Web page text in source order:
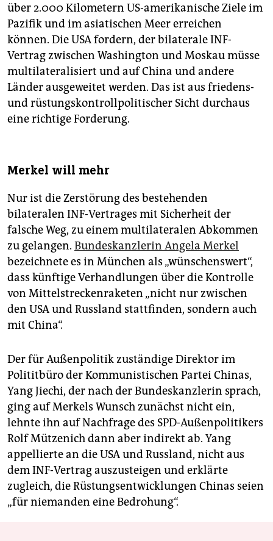
über 2.000 Kilometern US-amerikanische Ziele im
Pazifik und im asiatischen Meer erreichen
können. Die USA fordern, der bilaterale INF-
Vertrag zwischen Washington und Moskau müsse
multilateralisiert und auf China und andere
Länder ausgeweitet werden. Das ist aus friedens-
und rüstungskontrollpolitischer Sicht durchaus
eine richtige Forderung.
Merkel will mehr
Nur ist die Zerstörung des bestehenden
bilateralen INF-Vertrages mit Sicherheit der
falsche Weg, zu einem multilateralen Abkommen
zu gelangen. Bundeskanzlerin Angela Merkel
bezeichnete es in München als „wünschenswert“,
dass künftige Verhandlungen über die Kontrolle
von Mittelstreckenraketen „nicht nur zwischen
den USA und Russland stattfinden, sondern auch
mit China“.
Der für Außenpolitik zuständige Direktor im
Polititbüro der Kommunistischen Partei Chinas,
Yang Jiechi, der nach der Bundeskanzlerin sprach,
ging auf Merkels Wunsch zunächst nicht ein,
lehnte ihn auf Nachfrage des SPD-Außenpolitikers
Rolf Mützenich dann aber indirekt ab. Yang
appellierte an die USA und Russland, nicht aus
dem INF-Vertrag auszusteigen und erklärte
zugleich, die Rüstungsentwicklungen Chinas seien
„für niemanden eine Bedrohung“.